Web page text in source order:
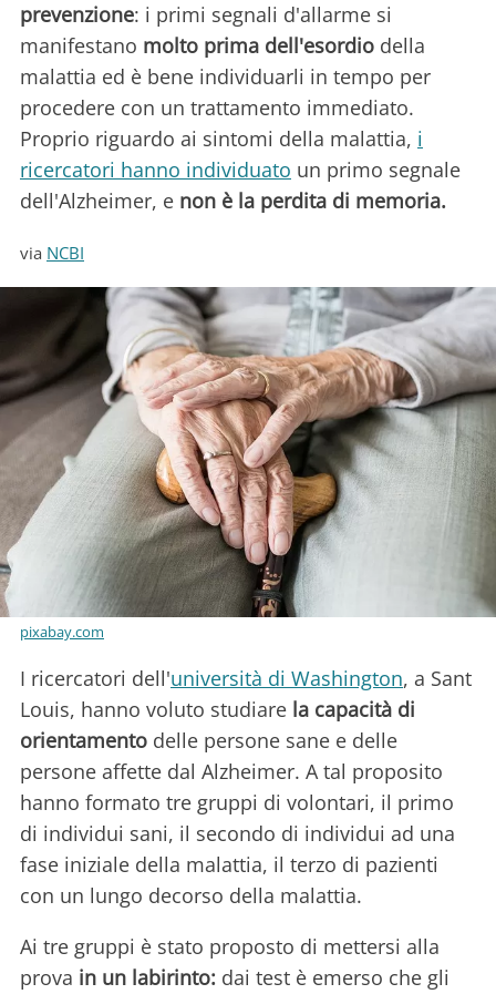
prevenzione: i primi segnali d'allarme si
manifestano molto prima dell'esordio della
malattia ed è bene individuarli in tempo per
procedere con un trattamento immediato.
Proprio riguardo ai sintomi della malattia, i
ricercatori hanno individuato un primo segnale
dell'Alzheimer, e non è la perdita di memoria.
via NCBI
pixabay.com
I ricercatori dell'università di Washington, a Sant
Louis, hanno voluto studiare la capacità di
orientamento delle persone sane e delle
persone affette dal Alzheimer. A tal proposito
hanno formato tre gruppi di volontari, il primo
di individui sani, il secondo di individui ad una
fase iniziale della malattia, il terzo di pazienti
con un lungo decorso della malattia.
Ai tre gruppi è stato proposto di mettersi alla
prova in un labirinto: dai test è emerso che gli